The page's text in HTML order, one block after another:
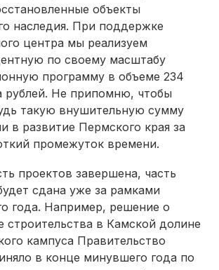
объекты
наследия. При поддержке
центра мы реализуем
по своему масштабу
программу в объеме 234
рублей. Не припомню, чтобы
такую внушительную сумму
в развитие Пермского края за
промежуток времени.
проектов завершена, часть
сдана уже за рамками
года. Например, решение о
строительства в Камской долине
кампуса Правительство
в конце минувшего года по